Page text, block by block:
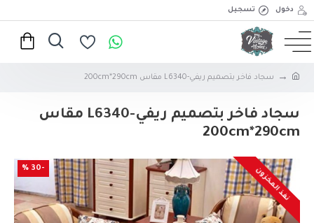
دخول تسجيل
سجاد فاخر بتصميم ريفي-L6340 مقاس 200cm*290cm
سجاد فاخر بتصميم ريفي-L6340 مقاس
200cm*290cm
-30 % نفذ المخزون